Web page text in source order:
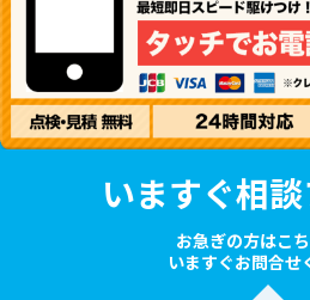
いますぐ相
お急ぎの方はこ
いますぐお問合せ